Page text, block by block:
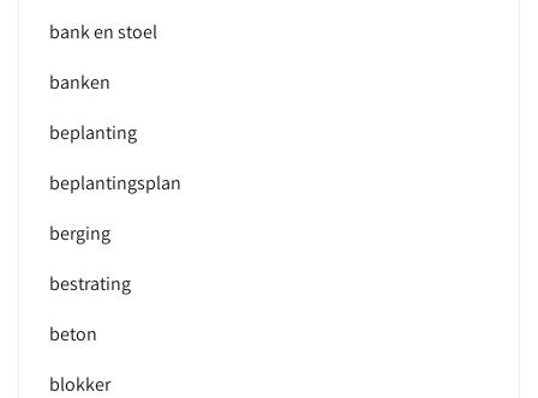
bank en stoel
banken
beplanting
beplantingsplan
berging
bestrating
beton
blokker